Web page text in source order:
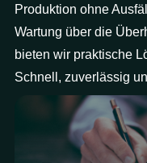
Produktion ohne
Wartung über die
bieten wir praktische
Schnell, zuverlässig